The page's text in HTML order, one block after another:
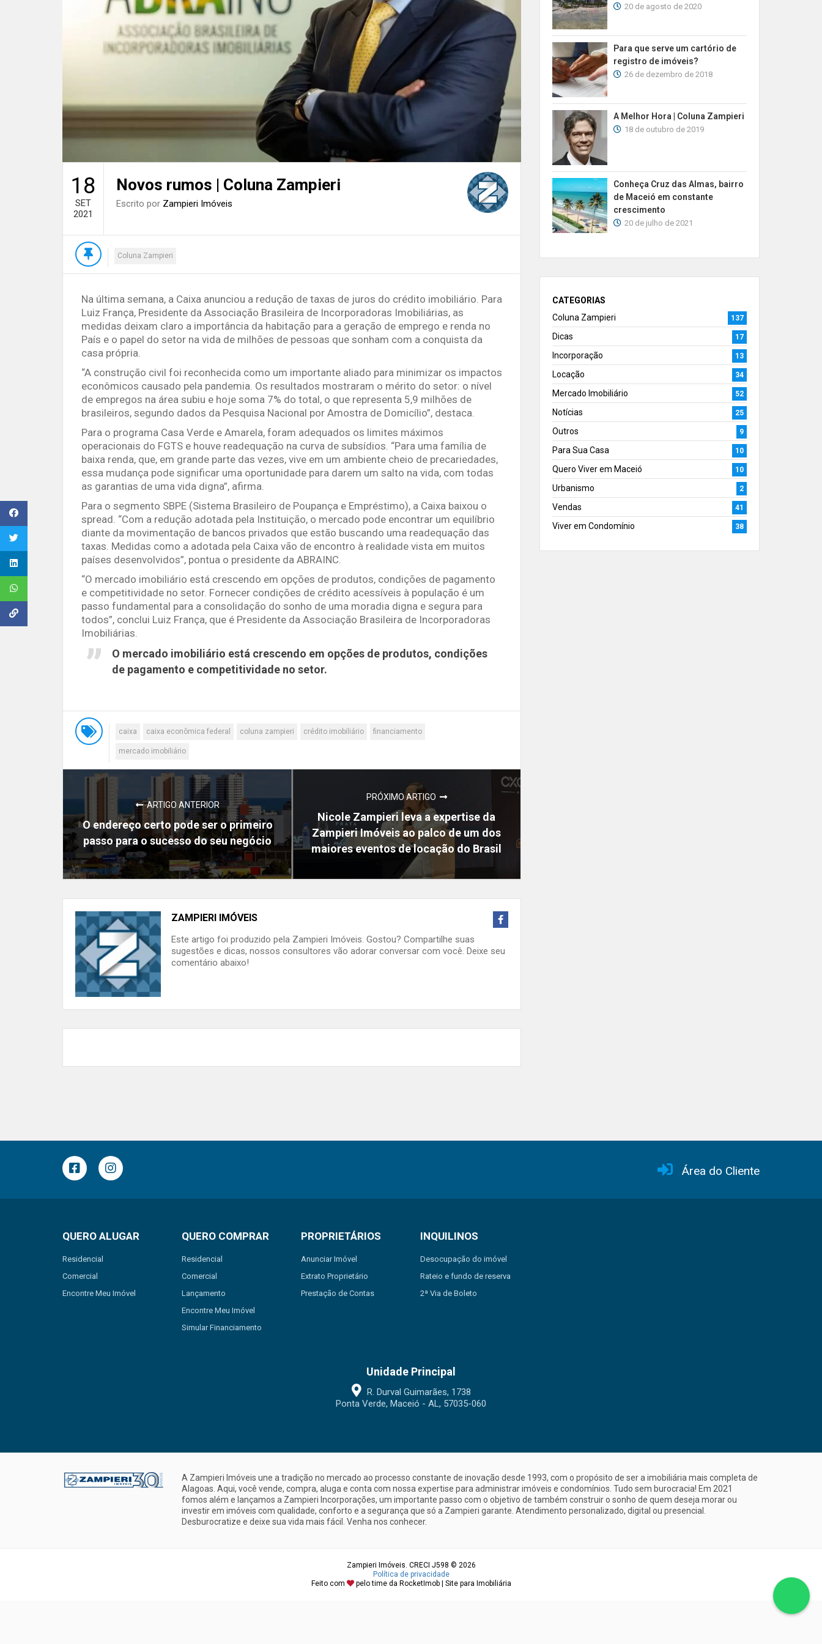
18
SET
2021
Novos rumos | Coluna Zampieri
Escrito por Zampieri Imóveis
Coluna Zampieri
Na última semana, a Caixa anunciou a redução de taxas de juros do crédito imobiliário. Para
Luiz França, Presidente da Associação Brasileira de Incorporadoras Imobiliárias, as
medidas deixam claro a importância da habitação para a geração de emprego e renda no
País e o papel do setor na vida de milhões de pessoas que sonham com a conquista da
casa própria.
“A construção civil foi reconhecida como um importante aliado para minimizar os impactos
econômicos causado pela pandemia. Os resultados mostraram o mérito do setor: o nível
de empregos na área subiu e hoje soma 7% do total, o que representa 5,9 milhões de
brasileiros, segundo dados da Pesquisa Nacional por Amostra de Domicílio”, destaca.
Para o programa Casa Verde e Amarela, foram adequados os limites máximos
operacionais do FGTS e houve readequação na curva de subsídios. “Para uma família de
baixa renda, que, em grande parte das vezes, vive em um ambiente cheio de precariedades,
essa mudança pode significar uma oportunidade para darem um salto na vida, com todas
as garantias de uma vida digna”, afirma.
Para o segmento SBPE (Sistema Brasileiro de Poupança e Empréstimo), a Caixa baixou o
spread. “Com a redução adotada pela Instituição, o mercado pode encontrar um equilíbrio
diante da movimentação de bancos privados que estão buscando uma readequação das
taxas. Medidas como a adotada pela Caixa vão de encontro à realidade vista em muitos
países desenvolvidos”, pontua o presidente da ABRAINC.
“O mercado imobiliário está crescendo em opções de produtos, condições de pagamento
e competitividade no setor. Fornecer condições de crédito acessíveis à população é um
passo fundamental para a consolidação do sonho de uma moradia digna e segura para
todos”, conclui Luiz França, que é Presidente da Associação Brasileira de Incorporadoras
Imobiliárias.
O mercado imobiliário está crescendo em opções de produtos, condições
de pagamento e competitividade no setor.
caixa caixa econômica federal coluna zampieri crédito imobiliário financiamento
mercado imobiliário
ARTIGO ANTERIOR
O endereço certo pode ser o primeiro
passo para o sucesso do seu negócio
PRÓXIMO ARTIGO
Nicole Zampieri leva a expertise da
Zampieri Imóveis ao palco de um dos
maiores eventos de locação do Brasil
ZAMPIERI IMÓVEIS
Este artigo foi produzido pela Zampieri Imóveis. Gostou? Compartilhe suas
sugestões e dicas, nossos consultores vão adorar conversar com você. Deixe seu
comentário abaixo!
20 de agosto de 2020
Para que serve um cartório de
registro de imóveis?
26 de dezembro de 2018
A Melhor Hora | Coluna Zampieri
18 de outubro de 2019
Conheça Cruz das Almas, bairro
de Maceió em constante
crescimento
20 de julho de 2021
CATEGORIAS
Coluna Zampieri
137
Dicas 17
Incorporação 13
Locação 34
Mercado Imobiliário 52
Notícias 25
Outros 9
Para Sua Casa 10
Quero Viver em Maceió 10
Urbanismo 2
Vendas 41
Viver em Condomínio 38
Área do Cliente
QUERO ALUGAR
Residencial
Comercial
Encontre Meu Imóvel
QUERO COMPRAR
Residencial
Comercial
Lançamento
Encontre Meu Imóvel
Simular Financiamento
PROPRIETÁRIOS
Anunciar Imóvel
Extrato Proprietário
Prestação de Contas
INQUILINOS
Desocupação do imóvel
Rateio e fundo de reserva
2ª Via de Boleto
Unidade Principal
R. Durval Guimarães, 1738
Ponta Verde, Maceió - AL, 57035-060
A Zampieri Imóveis une a tradição no mercado ao processo constante de inovação desde 1993, com o propósito de ser a imobiliária mais completa de
Alagoas. Aqui, você vende, compra, aluga e conta com nossa expertise para administrar imóveis e condomínios. Tudo sem burocracia! Em 2021
fomos além e lançamos a Zampieri Incorporações, um importante passo com o objetivo de também construir o sonho de quem deseja morar ou
investir em imóveis com qualidade, conforto e a segurança que só a Zampieri garante. Atendimento personalizado, digital ou presencial.
Desburocratize e deixe sua vida mais fácil. Venha nos conhecer.
Zampieri Imóveis. CRECI J598 © 2026
Política de privacidade
Feito com
pelo time da RocketImob | Site para Imobiliária